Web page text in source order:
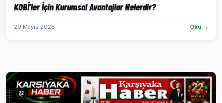
KOBİ'ler İçin Kurumsal Avantajlar Nelerdir?
20 Mayıs 2026 Oku →